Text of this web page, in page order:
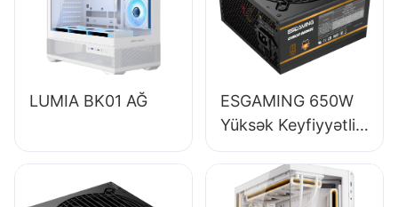
LUMIA BK01 AĞ
ESGAMING 650W
Yüksək Keyfiyyətli
85% Səmərəlilik
Tam Modullu 80+
Bürünc Masaüstü